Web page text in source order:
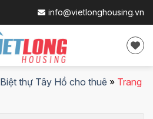
info@vietlonghousing.vn
Biệt thự Tây Hồ cho thuê » Trang